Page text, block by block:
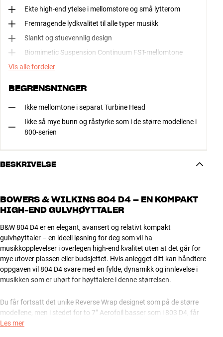
Ekte high-end ytelse i mellomstore og små lytterom
Fremragende lydkvalitet til alle typer musikk
Slankt og stuevennlig design
Biomimetic Suspension Continuum FST-mellomtone
Vis alle fordeler
BEGRENSNINGER
Ikke mellomtone i separat Turbine Head
Ikke så mye bunn og råstyrke som i de større modellene i
800-serien
BESKRIVELSE
BOWERS & WILKINS 804 D4 – EN KOMPAKT
HIGH-END GULVHØYTTALER
B&W 804 D4 er en elegant, avansert og relativt kompakt
gulvhøyttaler – en ideell løsning for deg som vil ha
musikkopplevelser i overlegen high-end kvalitet uten at det går for
mye utover plassen eller budsjettet. Hvis anlegget ditt kan håndtere
oppgaven vil 804 D4 svare med en fylde, dynamikk og innlevelse i
musikken som er uhørt for høyttalere i denne størrelsen.
Du får fortsatt det unike Reverse Wrap designet som på de større
modellene, men i stedet for to 7” Aerofoil basser som i 803 D4, får
du i stedet to 6,5” elementer. Den mest merkbare forskjellen er
Les mer